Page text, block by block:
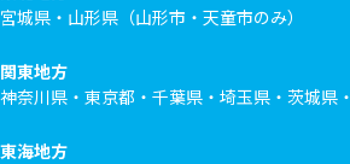
宮城県・山形県（山形市・天童市のみ）
関東地方
神奈川県・東京都・千葉県・埼玉県・茨城県
東海地方